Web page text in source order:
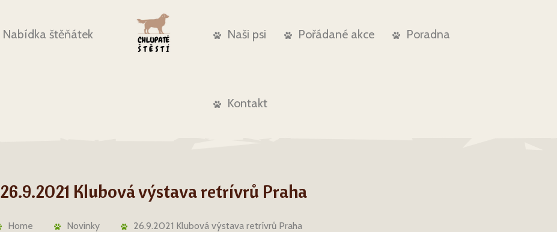
Nabídka štěňátek Naši psi Pořádané akce Poradna
Kontakt
26.9.2021 Klubová výstava retrívrů Praha
Home Novinky 26.9.2021 Klubová výstava retrívrů Praha